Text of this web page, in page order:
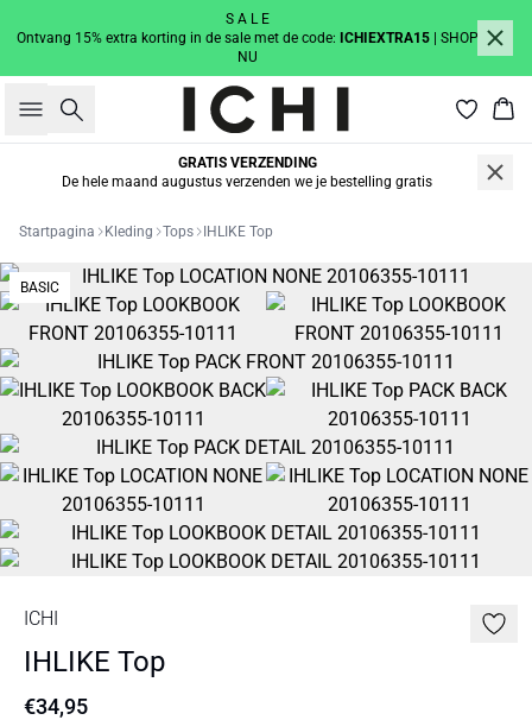
S A L E
Ontvang 15% extra korting in de sale met de code: ICHIEXTRA15
| SHOP
NU
Zoeken
GRATIS VERZENDING
De hele maand augustus verzenden we je bestelling gratis
Startpagina Kleding Tops IHLIKE Top
BASIC
ICHI
IHLIKE Top
€34,95